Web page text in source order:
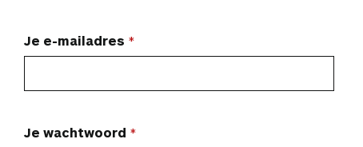
Je e-mailadres
Je wachtwoord